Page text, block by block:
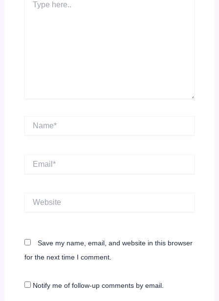
here..
Website
Save my name, email, and website in this browser
for the next time I comment.
Notify me of follow-up comments by email.